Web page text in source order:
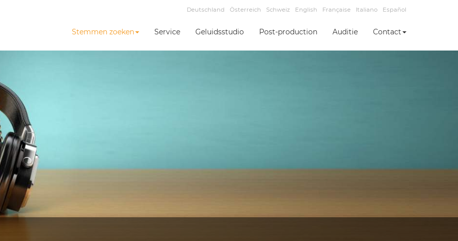
Deutschland Österreich Schweiz English Française Italiano Español
Stemmen zoeken Service Geluidsstudio Post-production Auditie Contact